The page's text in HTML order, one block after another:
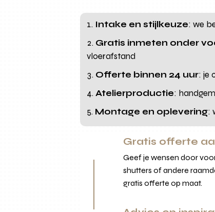
Intake en stijlkeuze: we
Gratis inmeten onder
vloerafstand
Offerte binnen 24 uur: je
Atelierproductie:
Montage en oplevering:
Gratis offerte
Geef je wensen door
shutters of andere
gratis offerte op maat.